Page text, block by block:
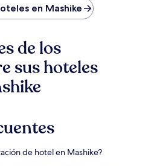
en Mashike
de los
sus hoteles
de hotel en Mashike?